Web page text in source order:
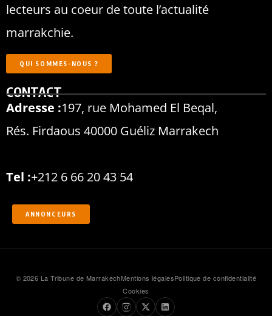
lecteurs au coeur de toute l’actualité
marrakchie.
QUI SOMMES-NOUS ?
CONTACT
Adresse :197, rue Mohamed El Beqal,
Rés. Firdaous 40000 Guéliz Marrakech
Tel :+212 6 66 20 43 54
ANNONCEURS
© 2026 La Tribune de MarrakechMentions légalesPolitique de confidentialité
Cookies